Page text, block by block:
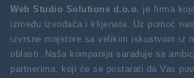
Web Studio Solutions d.o.o. je firma
između izvođača i klijenata. Uz pomoć
izvrsne majstore sa velikim iskustvom iz
oblasti. Naša kompanija sarađuje sa
partnerima, koji će se postarati da Vas